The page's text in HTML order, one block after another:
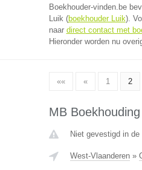
Boekhouder-vinden.be
Luik (boekhouder Luik).
naar direct contact met
Hieronder worden nu
«« « 1 2
MB
Niet gevestigd in
West-Vlaanderen»